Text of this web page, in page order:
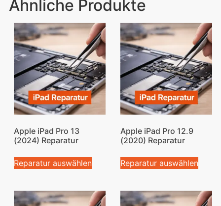
Ähnliche Produkte
Apple iPad Pro 13
(2024) Reparatur
Reparatur auswählen
Apple iPad Pro 12.9
(2020) Reparatur
Reparatur auswählen